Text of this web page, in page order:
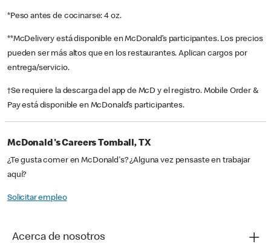
*Peso antes de cocinarse: 4 oz.
**McDelivery está disponible en McDonald’s participantes. Los precios
pueden ser más altos que en los restaurantes. Aplican cargos por
entrega/servicio.
†Se requiere la descarga del app de McD y el registro. Mobile Order &
Pay está disponible en McDonald’s participantes.
McDonald's Careers Tomball, TX
¿Te gusta comer en McDonald's? ¿Alguna vez pensaste en trabajar
aquí?
Solicitar empleo
Acerca de nosotros